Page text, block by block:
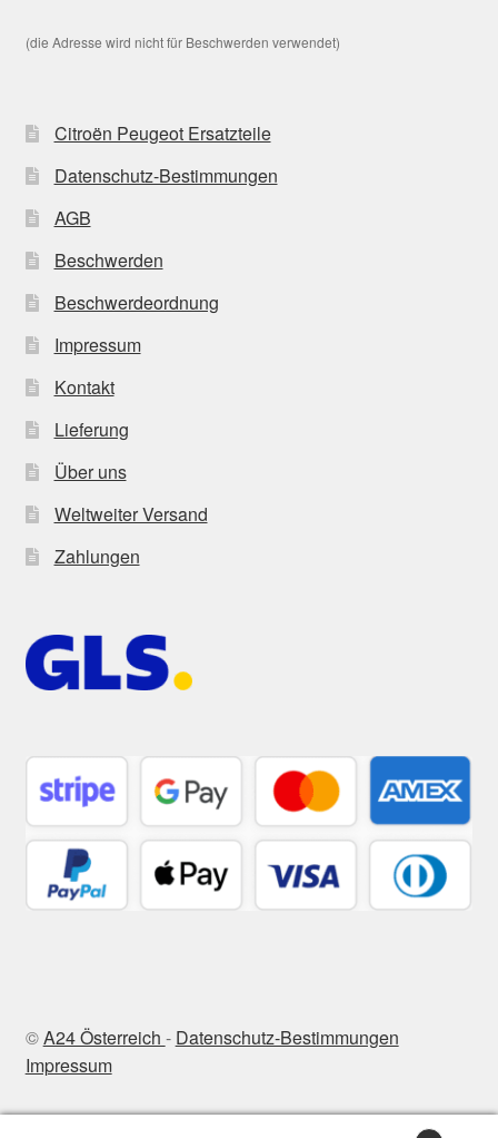
(die Adresse wird nicht für Beschwerden verwendet)
Citroën Peugeot Ersatzteile
Datenschutz-Bestimmungen
AGB
Beschwerden
Beschwerdeordnung
Impressum
Kontakt
Lieferung
Über uns
Weltweiter Versand
Zahlungen
©A24 Österreich - Datenschutz-Bestimmungen
Impressum